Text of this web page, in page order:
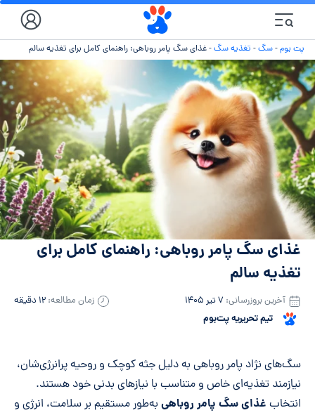
پت بوم-سگ- تغذیه سگ-غذای سگ پامر روباهی: راهنمای کامل برای تغذیه سالم
غذای سگ پامر روباهی: راهنمای کامل برای
تغذیه سالم
تیم تحریریه پت‌بوم
آخرین بروزرسانی: ۷ تیر ۱۴۰۵ زمان مطالعه: ۱۲ دقیقه
خلاصه مقاله
سگ‌های نژاد پامر روباهی به دلیل جثه کوچک و روحیه پرانرژی‌شان،
نیازمند تغذیه‌ای خاص و متناسب با نیازهای بدنی خود هستند.
انتخاب غذای سگ پامر روباهی به‌طور مستقیم بر سلامت، انرژی و